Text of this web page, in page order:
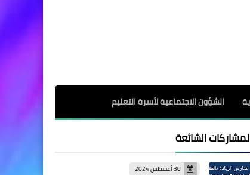
الشؤون الاجتماعية لأسرة التعليم
الشائعة
30 أغسطس 2024